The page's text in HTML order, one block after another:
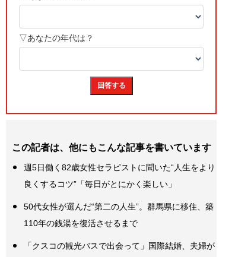
この記者は、他にもこんな記事を書いています
週5日働く82歳女性セラピストに聞いた“人生をより
良くするコツ”「毎日がとにかく楽しい」
50代女性が選んだ“第二の人生”。群馬県に移住、築
110年の銭湯を復活させるまで
「クスコの観光バスで出会って」国際結婚、夫婦が